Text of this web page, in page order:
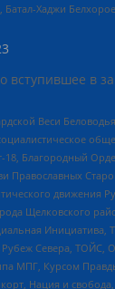
Хаджи
в
Веси
Благородный
Православных
движения
Щелковского
Инициатива,
Севера, ТОЙС, О
МПГ, Курсом
Нация и